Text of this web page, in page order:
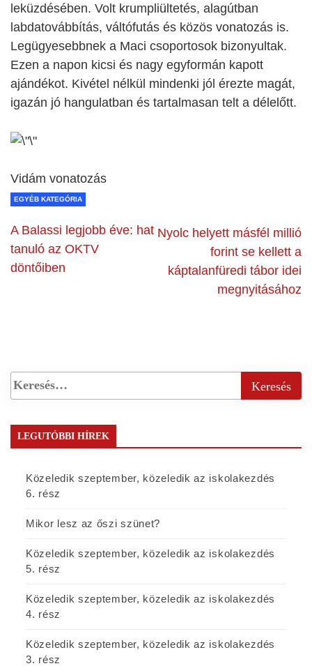
leküzdésében. Volt krumpliültetés, alagútban
labdatovábbítás, váltófutás és közös vonatozás is.
Legügyesebbnek a Maci csoportosok bizonyultak.
Ezen a napon kicsi és nagy egyformán kapott
ajándékot. Kivétel nélkül mindenki jól érezte magát,
igazán jó hangulatban és tartalmasan telt a délelőtt.
Vidám vonatozás
EGYÉB KATEGÓRIA
A Balassi legjobb éve: hat
tanuló az OKTV
döntőiben
Nyolc helyett másfél millió
forint se kellett a
káptalanfüredi tábor idei
megnyitásához
LEGUTÓBBI HÍREK
Közeledik szeptember, közeledik az iskolakezdés
6. rész
Mikor lesz az őszi szünet?
Közeledik szeptember, közeledik az iskolakezdés
5. rész
Közeledik szeptember, közeledik az iskolakezdés
4. rész
Közeledik szeptember, közeledik az iskolakezdés
3. rész